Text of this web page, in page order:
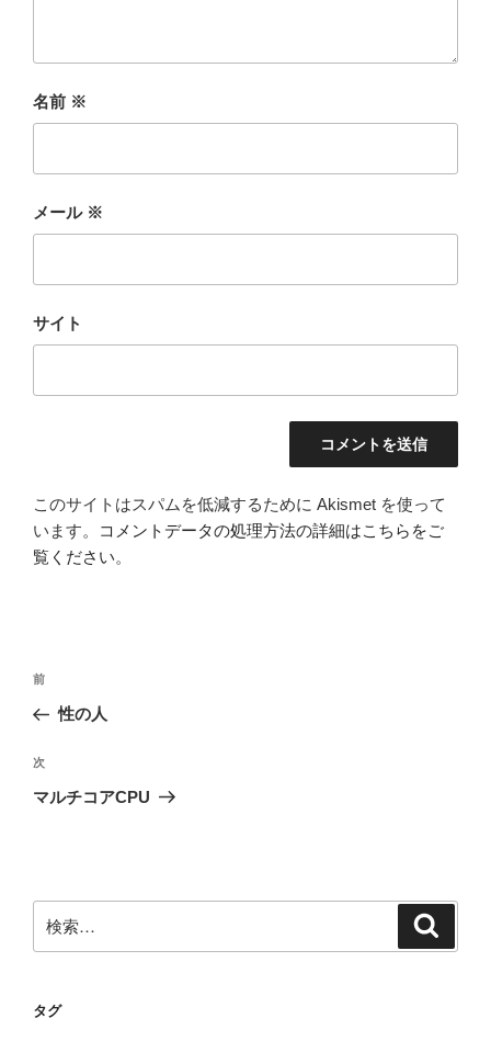
名前 ※
メール ※
サイト
このサイトはスパムを低減するために Akismet を使って
います。
コメントデータの処理方法の詳細はこちらをご
覧ください。
投
ナ
ビ
ゲ
ン
前
の
稿
前
性の人
次
の
次
マルチコアCPU
索:
タグ